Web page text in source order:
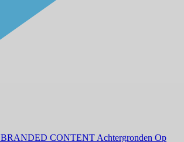
BRANDED CONTENT Achtergronden Op